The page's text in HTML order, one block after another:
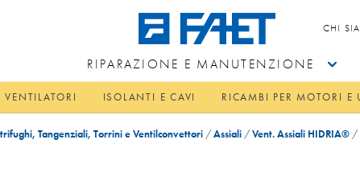
CHI
RIPARAZIONE E MANUTENZIONE
VENTILATORI ISOLANTI E CAVI RICAMBI PER MOTORI E
Tangenziali, Torrini e Ventilconvettori /Assiali /Vent. Assiali HIDRIA® /